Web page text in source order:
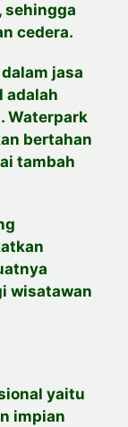
sehingga
cedera.
jasa
adalah
Waterpark
bertahan
tambah
wisatawan
yaitu
impian